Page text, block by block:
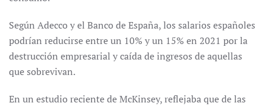
Según Adecco y el Banco de España, los salarios españoles
podrían reducirse entre un 10% y un 15% en 2021 por la
destrucción empresarial y caída de ingresos de aquellas
que sobrevivan.
En un estudio reciente de McKinsey, reflejaba que de las